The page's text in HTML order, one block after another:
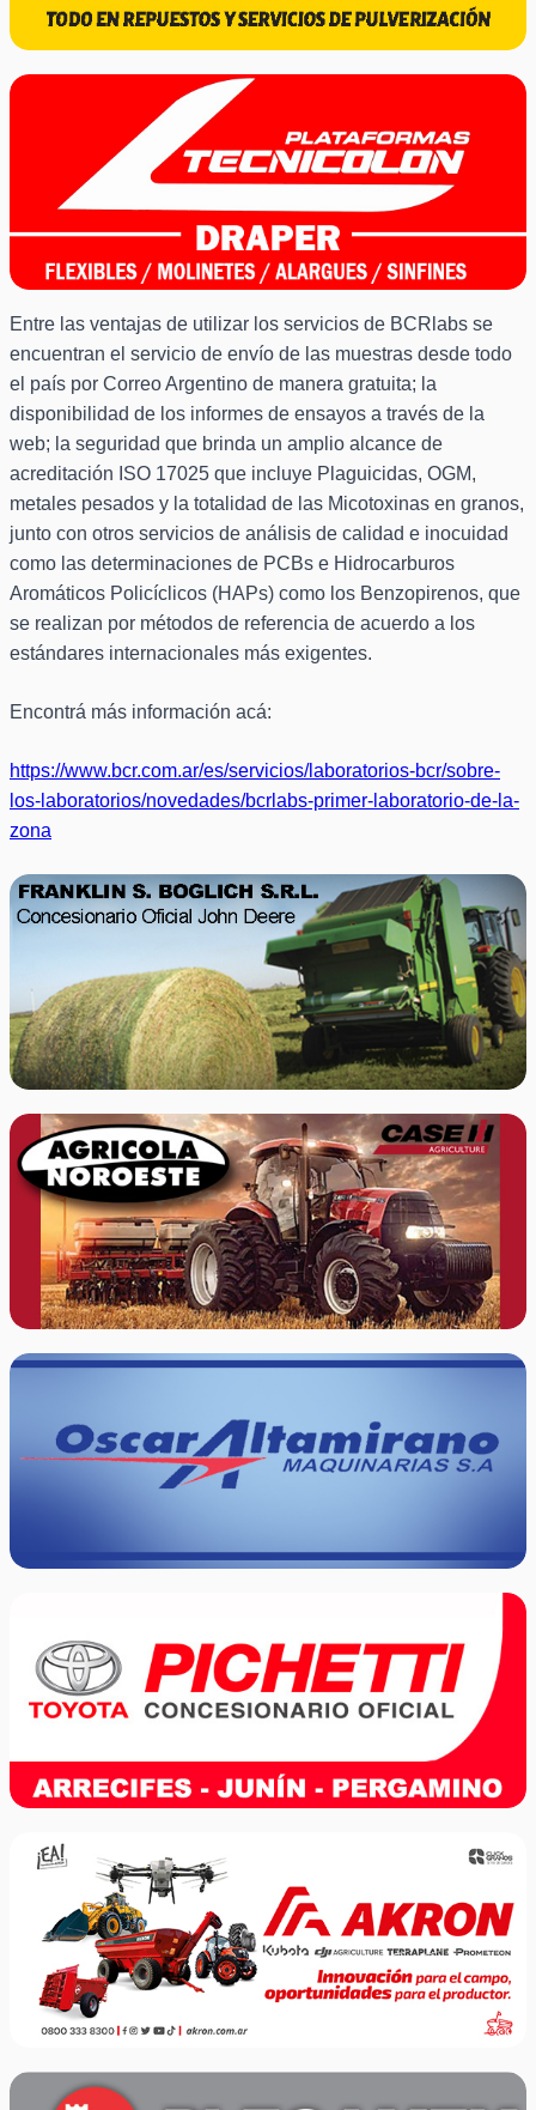
Entre las ventajas de utilizar los servicios de BCRlabs se
encuentran el servicio de envío de las muestras desde todo
el país por Correo Argentino de manera gratuita; la
disponibilidad de los informes de ensayos a través de la
web; la seguridad que brinda un amplio alcance de
acreditación ISO 17025 que incluye Plaguicidas, OGM,
metales pesados y la totalidad de las Micotoxinas en granos,
junto con otros servicios de análisis de calidad e inocuidad
como las determinaciones de PCBs e Hidrocarburos
Aromáticos Policíclicos (HAPs) como los Benzopirenos, que
se realizan por métodos de referencia de acuerdo a los
estándares internacionales más exigentes.
Encontrá más información acá:
https://www.bcr.com.ar/es/servicios/laboratorios-bcr/sobre-
los-laboratorios/novedades/bcrlabs-primer-laboratorio-de-la-
zona